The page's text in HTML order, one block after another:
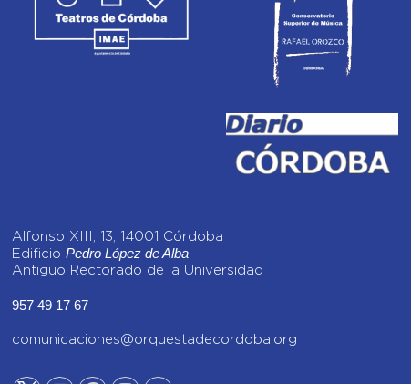
Alfonso XIII, 13, 14001 Córdoba
Edificio Pedro López de Alba
Antiguo Rectorado de la Universidad
957 49 17 67
comunicaciones@orquestadecordoba.org